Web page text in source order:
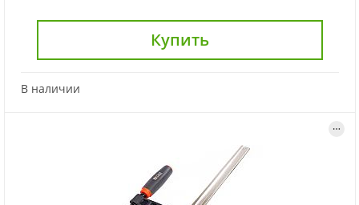
Купить
В наличии